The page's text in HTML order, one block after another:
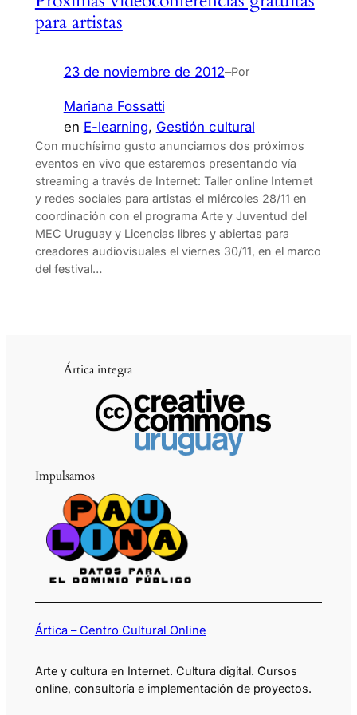
para artistas
23 de noviembre de 2012–Por
Mariana Fossatti
en E-learning, Gestión cultural
Con muchísimo gusto anunciamos dos próximos
eventos en vivo que estaremos presentando vía
streaming a través de Internet: Taller online Internet
y redes sociales para artistas el miércoles 28/11 en
coordinación con el programa Arte y Juventud del
MEC Uruguay y Licencias libres y abiertas para
creadores audiovisuales el viernes 30/11, en el marco
del festival…
Ártica integra
Impulsamos
Ártica – Centro Cultural Online
Arte y cultura en Internet. Cultura digital. Cursos
online, consultoría e implementación de proyectos.